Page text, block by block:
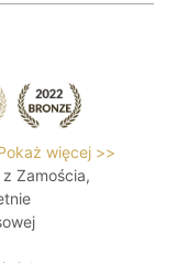
więcej >>
Zamościa,